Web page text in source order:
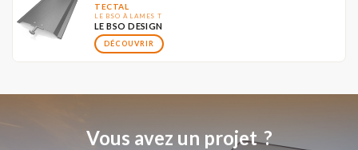
TECTAL
LE BSO À LAMES T
LE BSO DESIGN
DÉCOUVRIR
Vous avez un projet ?